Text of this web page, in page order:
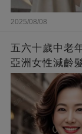
2025/08/08
五六十歲中老
亞洲女性減齡